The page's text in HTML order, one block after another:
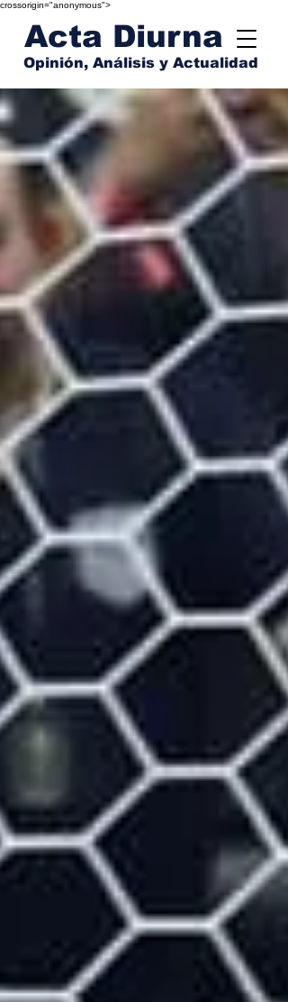
crossorigin="anonymous">
Acta Diurna
Opinión, Análisis y Actualidad